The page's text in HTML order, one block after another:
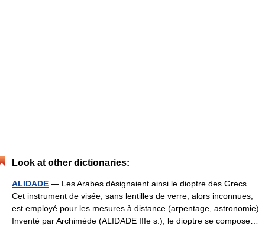
Look at other dictionaries:
ALIDADE — Les Arabes désignaient ainsi le dioptre des Grecs.
Cet instrument de visée, sans lentilles de verre, alors inconnues,
est employé pour les mesures à distance (arpentage, astronomie).
Inventé par Archimède (ALIDADE IIIe s.), le dioptre se compose…